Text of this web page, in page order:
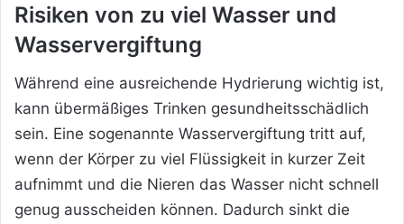
Risiken von zu viel Wasser und
Wasservergiftung
Während eine ausreichende Hydrierung wichtig ist,
kann übermäßiges Trinken gesundheitsschädlich
sein. Eine sogenannte Wasservergiftung tritt auf,
wenn der Körper zu viel Flüssigkeit in kurzer Zeit
aufnimmt und die Nieren das Wasser nicht schnell
genug ausscheiden können. Dadurch sinkt die